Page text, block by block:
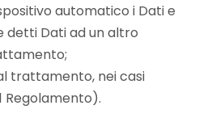
automatico i Dati e
Dati ad un altro
trattamento, nei casi
Regolamento).